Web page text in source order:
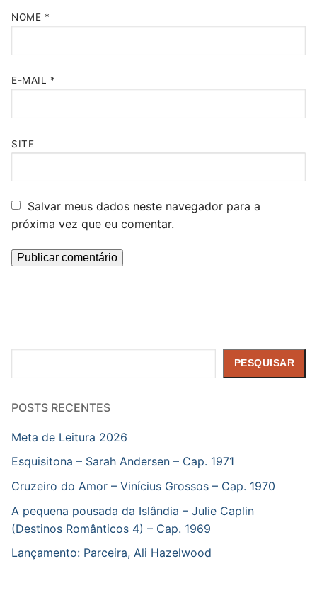
NOME *
E-MAIL *
SITE
Salvar meus dados neste navegador para a
próxima vez que eu comentar.
PESQUISAR
POSTS RECENTES
Meta de Leitura 2026
Esquisitona – Sarah Andersen – Cap. 1971
Cruzeiro do Amor – Vinícius Grossos – Cap. 1970
A pequena pousada da Islândia – Julie Caplin
(Destinos Românticos 4) – Cap. 1969
Lançamento: Parceira, Ali Hazelwood